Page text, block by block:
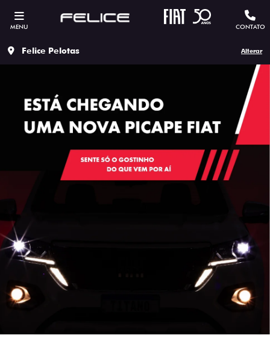
MENU CONTATO
Felice Pelotas Alterar